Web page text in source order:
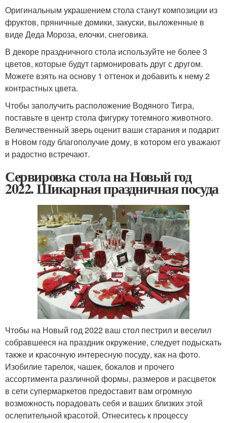
Оригинальным украшением стола станут композиции из
фруктов, пряничные домики, закуски, выложенные в
виде Деда Мороза, елочки, снеговика.
В декоре праздничного стола используйте не более 3
цветов, которые будут гармонировать друг с другом.
Можете взять на основу 1 оттенок и добавить к нему 2
контрастных цвета.
Чтобы заполучить расположение Водяного Тигра,
поставьте в центр стола фигурку тотемного животного.
Величественный зверь оценит ваши старания и подарит
в Новом году благополучие дому, в котором его уважают
и радостно встречают.
Сервировка стола на Новый год
2022. Шикарная праздничная посуда
Чтобы на Новый год 2022 ваш стол пестрил и веселил
собравшееся на праздник окружение, следует подыскать
также и красочную интересную посуду, как на фото.
Изобилие тарелок, чашек, бокалов и прочего
ассортимента различной формы, размеров и расцветок
в сети супермаркетов предоставит вам огромную
возможность порадовать себя и ваших близких этой
ослепительной красотой. Отнеситесь к процессу